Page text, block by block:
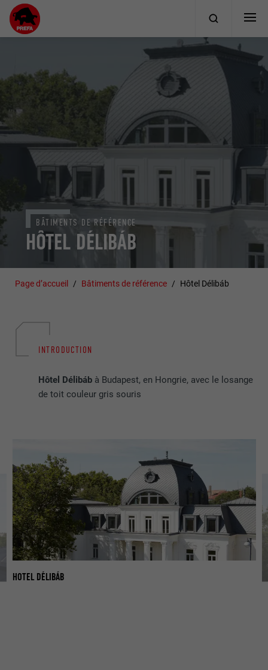
HÔTEL DÉLIBÁB
BÂTIMENTS DE RÉFÉRENCE
Page d’accueil Bâtiments de référence Hôtel Délibáb
INTRODUCTION
Hôtel Délibáb à Budapest, en Hongrie, avec le losange
de toit couleur gris souris
HOTEL DÉLIBÁB